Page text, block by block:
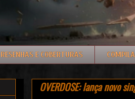
RESENHAS E COBERTURAS
OVERDOSE: lança novo